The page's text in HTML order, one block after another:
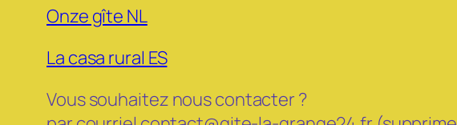
Onze gîte NL
La casa rural ES
Vous souhaitez nous contacter ?